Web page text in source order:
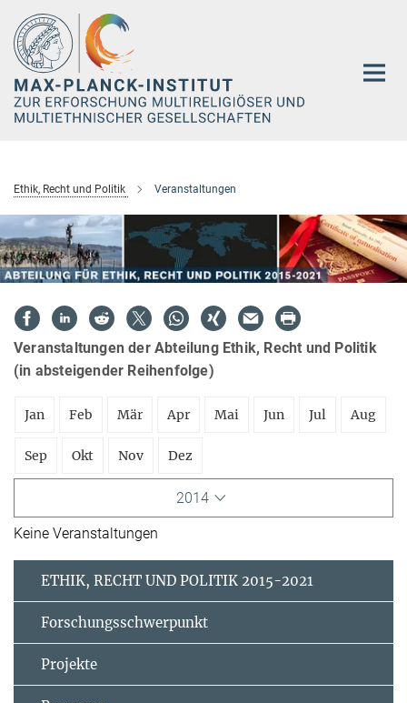
Hauptinhalt
Ethik, Recht und Politik Veranstaltungen
Veranstaltungen der Abteilung Ethik, Recht und Politik
(in absteigender Reihenfolge)
Jan Feb Mär Apr Mai Jun Jul Aug
Sep Okt Nov Dez
2014
Keine Veranstaltungen
ETHIK, RECHT UND POLITIK 2015-2021
Forschungsschwerpunkt
Projekte